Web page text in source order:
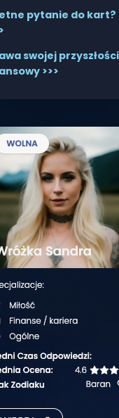
pytanie do kart?
swojej
>>>